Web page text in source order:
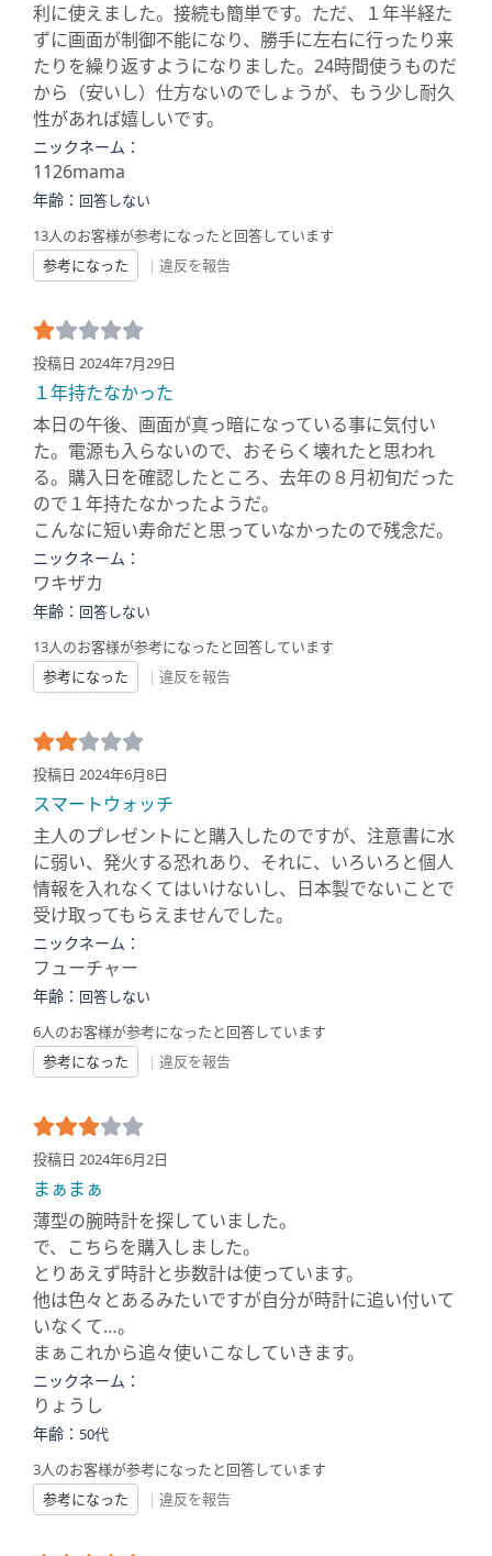
利に使えました。接続も簡単です。ただ、１年半経た
ずに画面が制御不能になり、勝手に左右に行ったり来
たりを繰り返すようになりました。24時間使うものだ
から（安いし）仕方ないのでしょうが、もう少し耐久
性があれば嬉しいです。
ニックネーム：
1126mama
年齢： 回答しない
13人のお客様が参考になったと回答しています
参考になった
| 違反を報告
投稿日 2024年7月29日
１年持たなかった
本日の午後、画面が真っ暗になっている事に気付い
た。電源も入らないので、おそらく壊れたと思われ
る。購入日を確認したところ、去年の８月初旬だった
ので１年持たなかったようだ。
こんなに短い寿命だと思っていなかったので残念だ。
ニックネーム：
ワキザカ
年齢： 回答しない
13人のお客様が参考になったと回答しています
参考になった
| 違反を報告
投稿日 2024年6月8日
スマートウォッチ
主人のプレゼントにと購入したのですが、注意書に水
に弱い、発火する恐れあり、それに、いろいろと個人
情報を入れなくてはいけないし、日本製でないことで
受け取ってもらえませんでした。
ニックネーム：
フューチャー
年齢： 回答しない
6人のお客様が参考になったと回答しています
参考になった
| 違反を報告
投稿日 2024年6月2日
まぁまぁ
薄型の腕時計を探していました。
で、こちらを購入しました。
とりあえず時計と歩数計は使っています。
他は色々とあるみたいですが自分が時計に追い付いて
いなくて…。
まぁこれから追々使いこなしていきます。
ニックネーム：
りょうし
年齢： 50代
3人のお客様が参考になったと回答しています
参考になった
| 違反を報告